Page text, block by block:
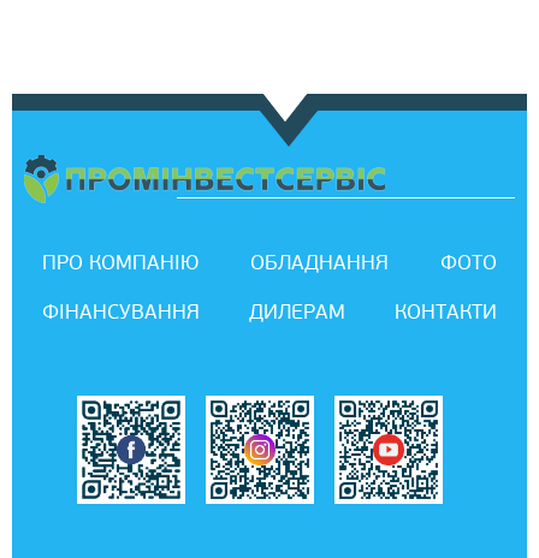
ПРО КОМПАНІЮ ОБЛАДНАННЯ
ФОТО
ФІНАНСУВАННЯ
ДИЛЕРАМ КОНТАКТИ